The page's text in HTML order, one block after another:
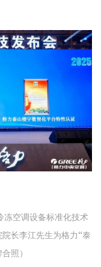
冻空调设备标准化技术
长李江先生为格力“泰
照）